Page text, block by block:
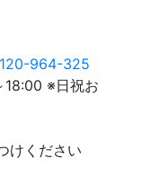
964-325
18:00 ※日祝お
けください